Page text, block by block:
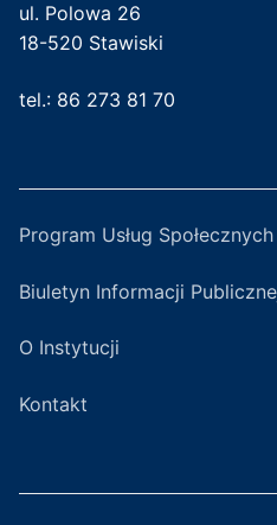
ul. Polowa 26
18-520 Stawiski
tel.: 86 273 81 70
Program Usług Społecznych
Biuletyn Informacji
O Instytucji
Kontakt